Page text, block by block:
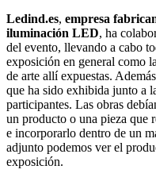
Ledind.es, empresa
iluminación LED, ha
del evento, llevando a cabo
exposición en general como
de arte allí expuestas.
que ha sido exhibida junto a
participantes. Las obras
un producto o una pieza que
e incorporarlo dentro de un
adjunto podemos ver el
exposición.